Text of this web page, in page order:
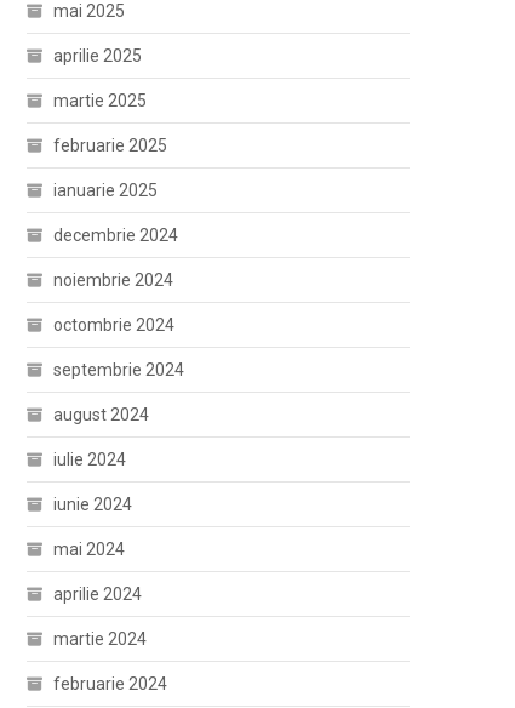
mai 2025
aprilie 2025
martie 2025
februarie 2025
ianuarie 2025
decembrie 2024
noiembrie 2024
octombrie 2024
septembrie 2024
august 2024
iulie 2024
iunie 2024
mai 2024
aprilie 2024
martie 2024
februarie 2024